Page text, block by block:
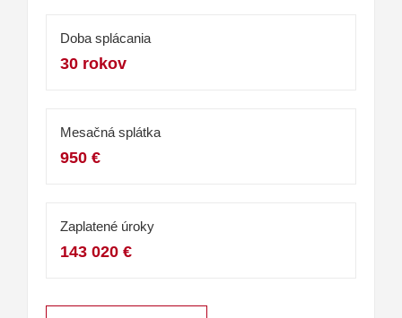
Doba splácania
30 rokov
Mesačná splátka
950 €
Zaplatené úroky
143 020 €